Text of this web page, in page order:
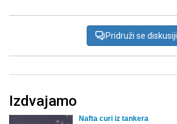
Pridruži se diskusiji
Izdvajamo
Nafta curi iz tankera